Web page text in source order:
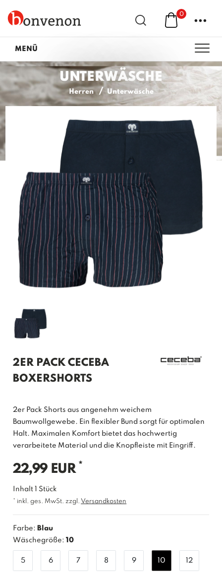
0 ...
MENÜ
UNTERWÄSCHE
Herren Unterwäsche
2ER PACK CECEBA
BOXERSHORTS
2er Pack Shorts aus angenehm weichem
Baumwollgewebe. Ein flexibler Bund sorgt für optimalen
Halt. Maximalen Komfort bietet das hochwertig
verarbeitete Material und die Knopfleiste mit Eingriff.
22,99 EUR *
Inhalt1Stück
* inkl. ges. MwSt. zzgl. Versandkosten
Farbe: Blau
Wäschegröße: 10
5 6 7 8 9 10 12